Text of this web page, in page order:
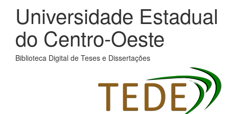
Universidade Estadual
do Centro-Oeste
Biblioteca Digital de Teses e Dissertações